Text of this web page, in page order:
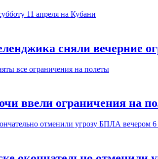
сняли вечерние
ввели ограничения на